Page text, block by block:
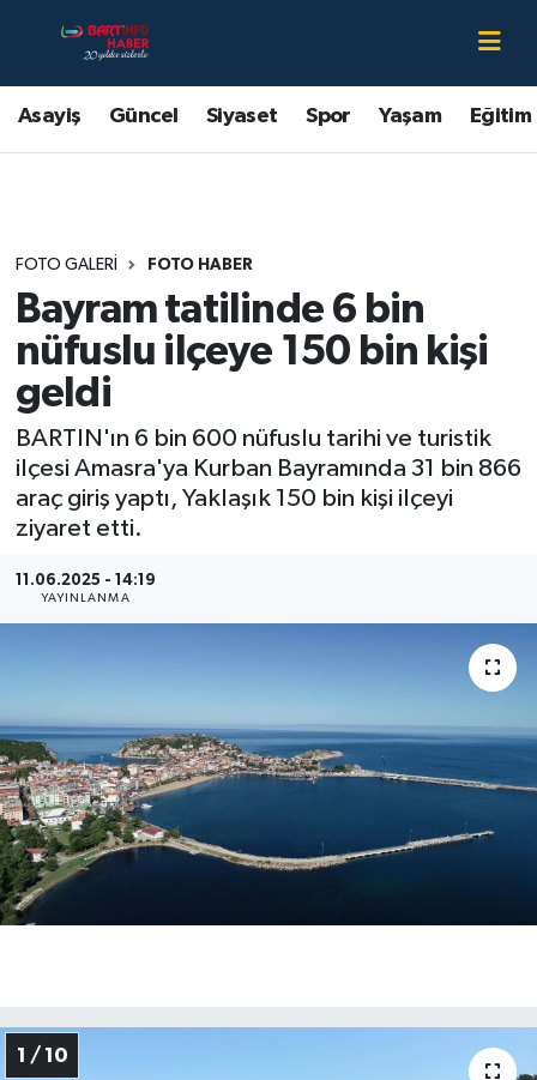
Asayiş Güncel Siyaset Spor Yaşam Eğitim
FOTO GALERI FOTO HABER
Bayram tatilinde 6 bin
nüfuslu ilçeye 150 bin kişi
geldi
BARTIN'ın 6 bin 600 nüfuslu tarihi ve turistik
ilçesi Amasra'ya Kurban Bayramında 31 bin 866
araç giriş yaptı, Yaklaşık 150 bin kişi ilçeyi
ziyaret etti.
11.06.2025 - 14:19
YAYINLANMA
1 / 10
Asayiş
Bartın Hakkında
Eğitim
Ekonomi
Güncel
Kültür-Sanat
Magazin
Medya
Sivil Toplum
Siyaset
Spor
Yaşam
Bartın Nöbetçi Eczaneler
Bartın Hava Durumu
Bartın Trafik Yoğunluk Haritası
Süper Lig Puan Durumu ve Fikstür
Tüm Manşetler
Son Dakika Haberleri
Haber Arşivi